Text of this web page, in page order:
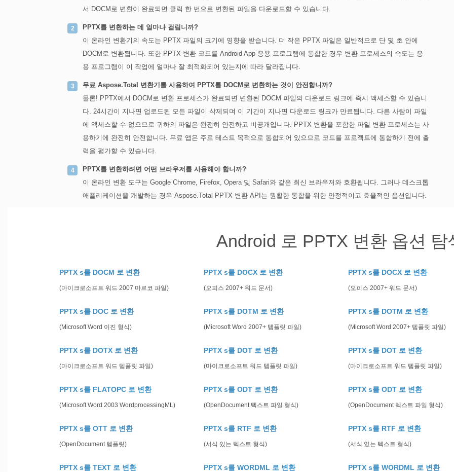
서 DOCM로 변환이 완료되면 클릭 한 번으로 변환된 파일을 다운로드할 수 있습니다.
PPTX를 변환하는 데 얼마나 걸립니까?
이 온라인 변환기의 속도는 PPTX 파일의 크기에 영향을 받습니다. 더 작은 PPTX 파일은 일반적으로 단 몇 초 안에
DOCM로 변환됩니다. 또한 PPTX 변환 코드를 Android App 응용 프로그램에 통합한 경우 변환 프로세스의 속도는 응
용 프로그램이 이 작업에 얼마나 잘 최적화되어 있는지에 따라 달라집니다.
무료 Aspose.Total 변환기를 사용하여 PPTX를 DOCM로 변환하는 것이 안전합니까?
물론! PPTX에서 DOCM로 변환 프로세스가 완료되면 변환된 DOCM 파일의 다운로드 링크에 즉시 액세스할 수 있습니
다. 24시간이 지나면 업로드된 모든 파일이 삭제되며 이 기간이 지나면 다운로드 링크가 만료됩니다. 다른 사람이 파일
에 액세스할 수 없으므로 귀하의 파일은 완전히 안전하고 비공개입니다. PPTX 변환을 포함한 파일 변환 프로세스는 사
용하기에 완전히 안전합니다. 무료 앱은 주로 테스트 목적으로 통합되어 있으므로 코드를 프로젝트에 통합하기 전에 출
력을 평가할 수 있습니다.
PPTX를 변환하려면 어떤 브라우저를 사용해야 합니까?
이 온라인 변환 도구는 Google Chrome, Firefox, Opera 및 Safari와 같은 최신 브라우저와 호환됩니다. 그러나 데스크톱
애플리케이션을 개발하는 경우 Aspose.Total PPTX 변환 API는 원활한 통합을 위한 안정적이고 효율적인 옵션입니다.
Android 로 PPTX 변환 옵션 탐
PPTX s를 DOCM 로 변환
(마이크로소프트 워드 2007 마르코 파일)
PPTX s를 DOCX 로 변환
(오피스 2007+ 워드 문서)
PPTX s를 DOCX 로 변환
(오피스 2007+ 워드 문서)
PPTX s를 DOC 로 변환
(Microsoft Word 이진 형식)
PPTX s를 DOTM 로 변환
(Microsoft Word 2007+ 템플릿 파일)
PPTX s를 DOTM 로 변환
(Microsoft Word 2007+ 템플릿 파일)
PPTX s를 DOTX 로 변환
(마이크로소프트 워드 템플릿 파일)
PPTX s를 DOT 로 변환
(마이크로소프트 워드 템플릿 파일)
PPTX s를 DOT 로 변환
(마이크로소프트 워드 템플릿 파일)
PPTX s를 FLATOPC 로 변환
(Microsoft Word 2003 WordprocessingML)
PPTX s를 ODT 로 변환
(OpenDocument 텍스트 파일 형식)
PPTX s를 ODT 로 변환
(OpenDocument 텍스트 파일 형식)
PPTX s를 OTT 로 변환
(OpenDocument 템플릿)
PPTX s를 RTF 로 변환
(서식 있는 텍스트 형식)
PPTX s를 RTF 로 변환
(서식 있는 텍스트 형식)
PPTX s를 TEXT 로 변환 PPTX s를 WORDML 로 변환 PPTX s를 WORDML 로 변환